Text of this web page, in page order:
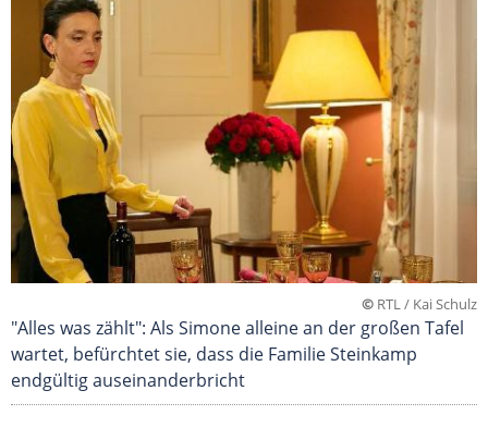
© RTL / Kai Schulz
"Alles was zählt": Als Simone alleine an der großen Tafel
wartet, befürchtet sie, dass die Familie Steinkamp
endgültig auseinanderbricht